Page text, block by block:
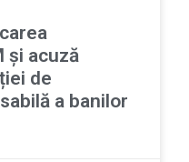
și acuză
de
a banilor